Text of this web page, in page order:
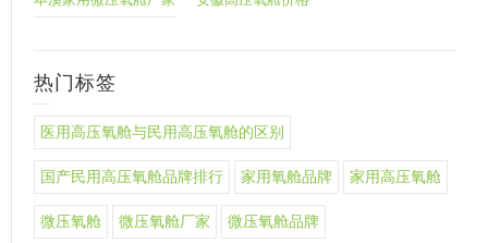
热门标签
医用高压氧舱与民用高压氧舱的区别
国产民用高压氧舱品牌排行 家用氧舱品牌 家用高压氧舱
微压氧舱 微压氧舱厂家 微压氧舱品牌